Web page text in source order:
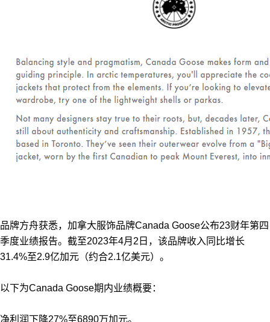
品牌方舟获悉，加拿大服饰品牌Canada Goose公布23财年第四
季度业绩报告。截至2023年4月2日，该品牌收入同比增长
31.4%至2.9亿加元（约合2.1亿美元）。
以下为Canada Goose期内业绩概要：
净利润下降27%至6890万加元。